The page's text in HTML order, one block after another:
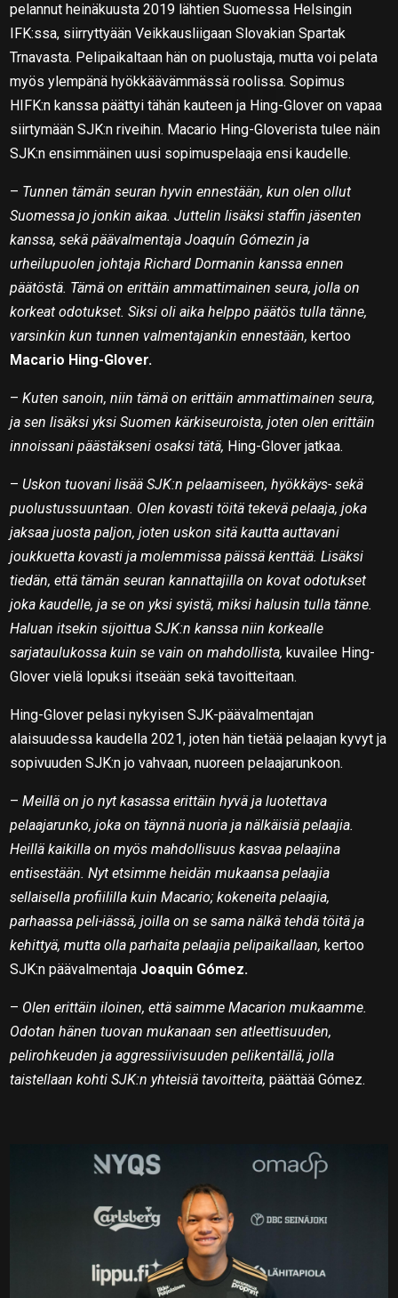
pelannut heinäkuusta 2019 lähtien Suomessa Helsingin
IFK:ssa, siirryttyään Veikkausliigaan Slovakian Spartak
Trnavasta. Pelipaikaltaan hän on puolustaja, mutta voi pelata
myös ylempänä hyökkäävämmässä roolissa. Sopimus
HIFK:n kanssa päättyi tähän kauteen ja Hing-Glover on vapaa
siirtymään SJK:n riveihin. Macario Hing-Gloverista tulee näin
SJK:n ensimmäinen uusi sopimuspelaaja ensi kaudelle.
– Tunnen tämän seuran hyvin ennestään, kun olen ollut
Suomessa jo jonkin aikaa. Juttelin lisäksi staffin jäsenten
kanssa, sekä päävalmentaja Joaquín Gómezin ja
urheilupuolen johtaja Richard Dormanin kanssa ennen
päätöstä. Tämä on erittäin ammattimainen seura, jolla on
korkeat odotukset. Siksi oli aika helppo päätös tulla tänne,
varsinkin kun tunnen valmentajankin ennestään, kertoo
Macario Hing-Glover.
–Kuten sanoin, niin tämä on erittäin ammattimainen seura,
ja sen lisäksi yksi Suomen kärkiseuroista, joten olen erittäin
innoissani päästäkseni osaksi tätä, Hing-Glover jatkaa.
– Uskon tuovani lisää SJK:n pelaamiseen, hyökkäys- sekä
puolustussuuntaan. Olen kovasti töitä tekevä pelaaja, joka
jaksaa juosta paljon, joten uskon sitä kautta auttavani
joukkuetta kovasti ja molemmissa päissä kenttää. Lisäksi
tiedän, että tämän seuran kannattajilla on kovat odotukset
joka kaudelle, ja se on yksi syistä, miksi halusin tulla tänne.
Haluan itsekin sijoittua SJK:n kanssa niin korkealle
sarjataulukossa kuin se vain on mahdollista, kuvailee Hing-
Glover vielä lopuksi itseään sekä tavoitteitaan.
Hing-Glover pelasi nykyisen SJK-päävalmentajan
alaisuudessa kaudella 2021, joten hän tietää pelaajan kyvyt ja
sopivuuden SJK:n jo vahvaan, nuoreen pelaajarunkoon.
–Meillä on jo nyt kasassa erittäin hyvä ja luotettava
pelaajarunko, joka on täynnä nuoria ja nälkäisiä pelaajia.
Heillä kaikilla on myös mahdollisuus kasvaa pelaajina
entisestään. Nyt etsimme heidän mukaansa pelaajia
sellaisella profiililla kuin Macario; kokeneita pelaajia,
parhaassa peli-iässä, joilla on se sama nälkä tehdä töitä ja
kehittyä, mutta olla parhaita pelaajia pelipaikallaan, kertoo
SJK:n päävalmentaja Joaquin Gómez.
– Olen erittäin iloinen, että saimme Macarion mukaamme.
Odotan hänen tuovan mukanaan sen atleettisuuden,
pelirohkeuden ja aggressiivisuuden pelikentällä, jolla
taistellaan kohti SJK:n yhteisiä tavoitteita, päättää Gómez.